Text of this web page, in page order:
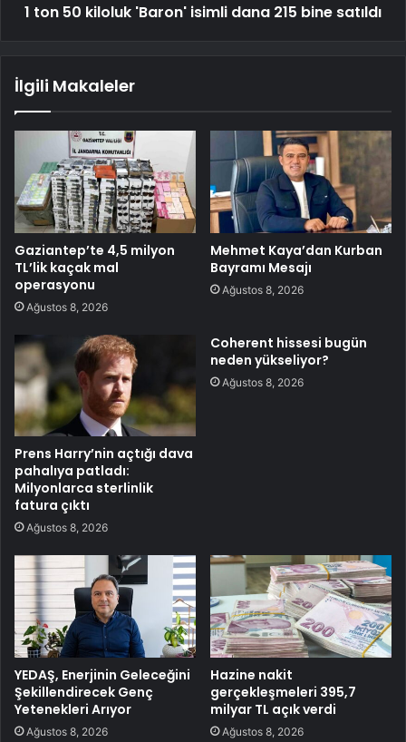
1 ton 50 kiloluk 'Baron' isimli dana 215 bine satıldı
İlgili Makaleler
Gaziantep’te 4,5 milyon
TL’lik kaçak mal
operasyonu
Ağustos 8, 2026
Mehmet Kaya’dan Kurban
Bayramı Mesajı
Ağustos 8, 2026
Prens Harry’nin açtığı dava
pahalıya patladı:
Milyonlarca sterlinlik
fatura çıktı
Ağustos 8, 2026
Coherent hissesi bugün
neden yükseliyor?
Ağustos 8, 2026
YEDAŞ, Enerjinin Geleceğini
Şekillendirecek Genç
Yetenekleri Arıyor
Ağustos 8, 2026
Hazine nakit
gerçekleşmeleri 395,7
milyar TL açık verdi
Ağustos 8, 2026